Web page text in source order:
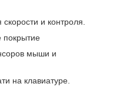
и контроля.
покрытие
мыши и
на клавиатуре.